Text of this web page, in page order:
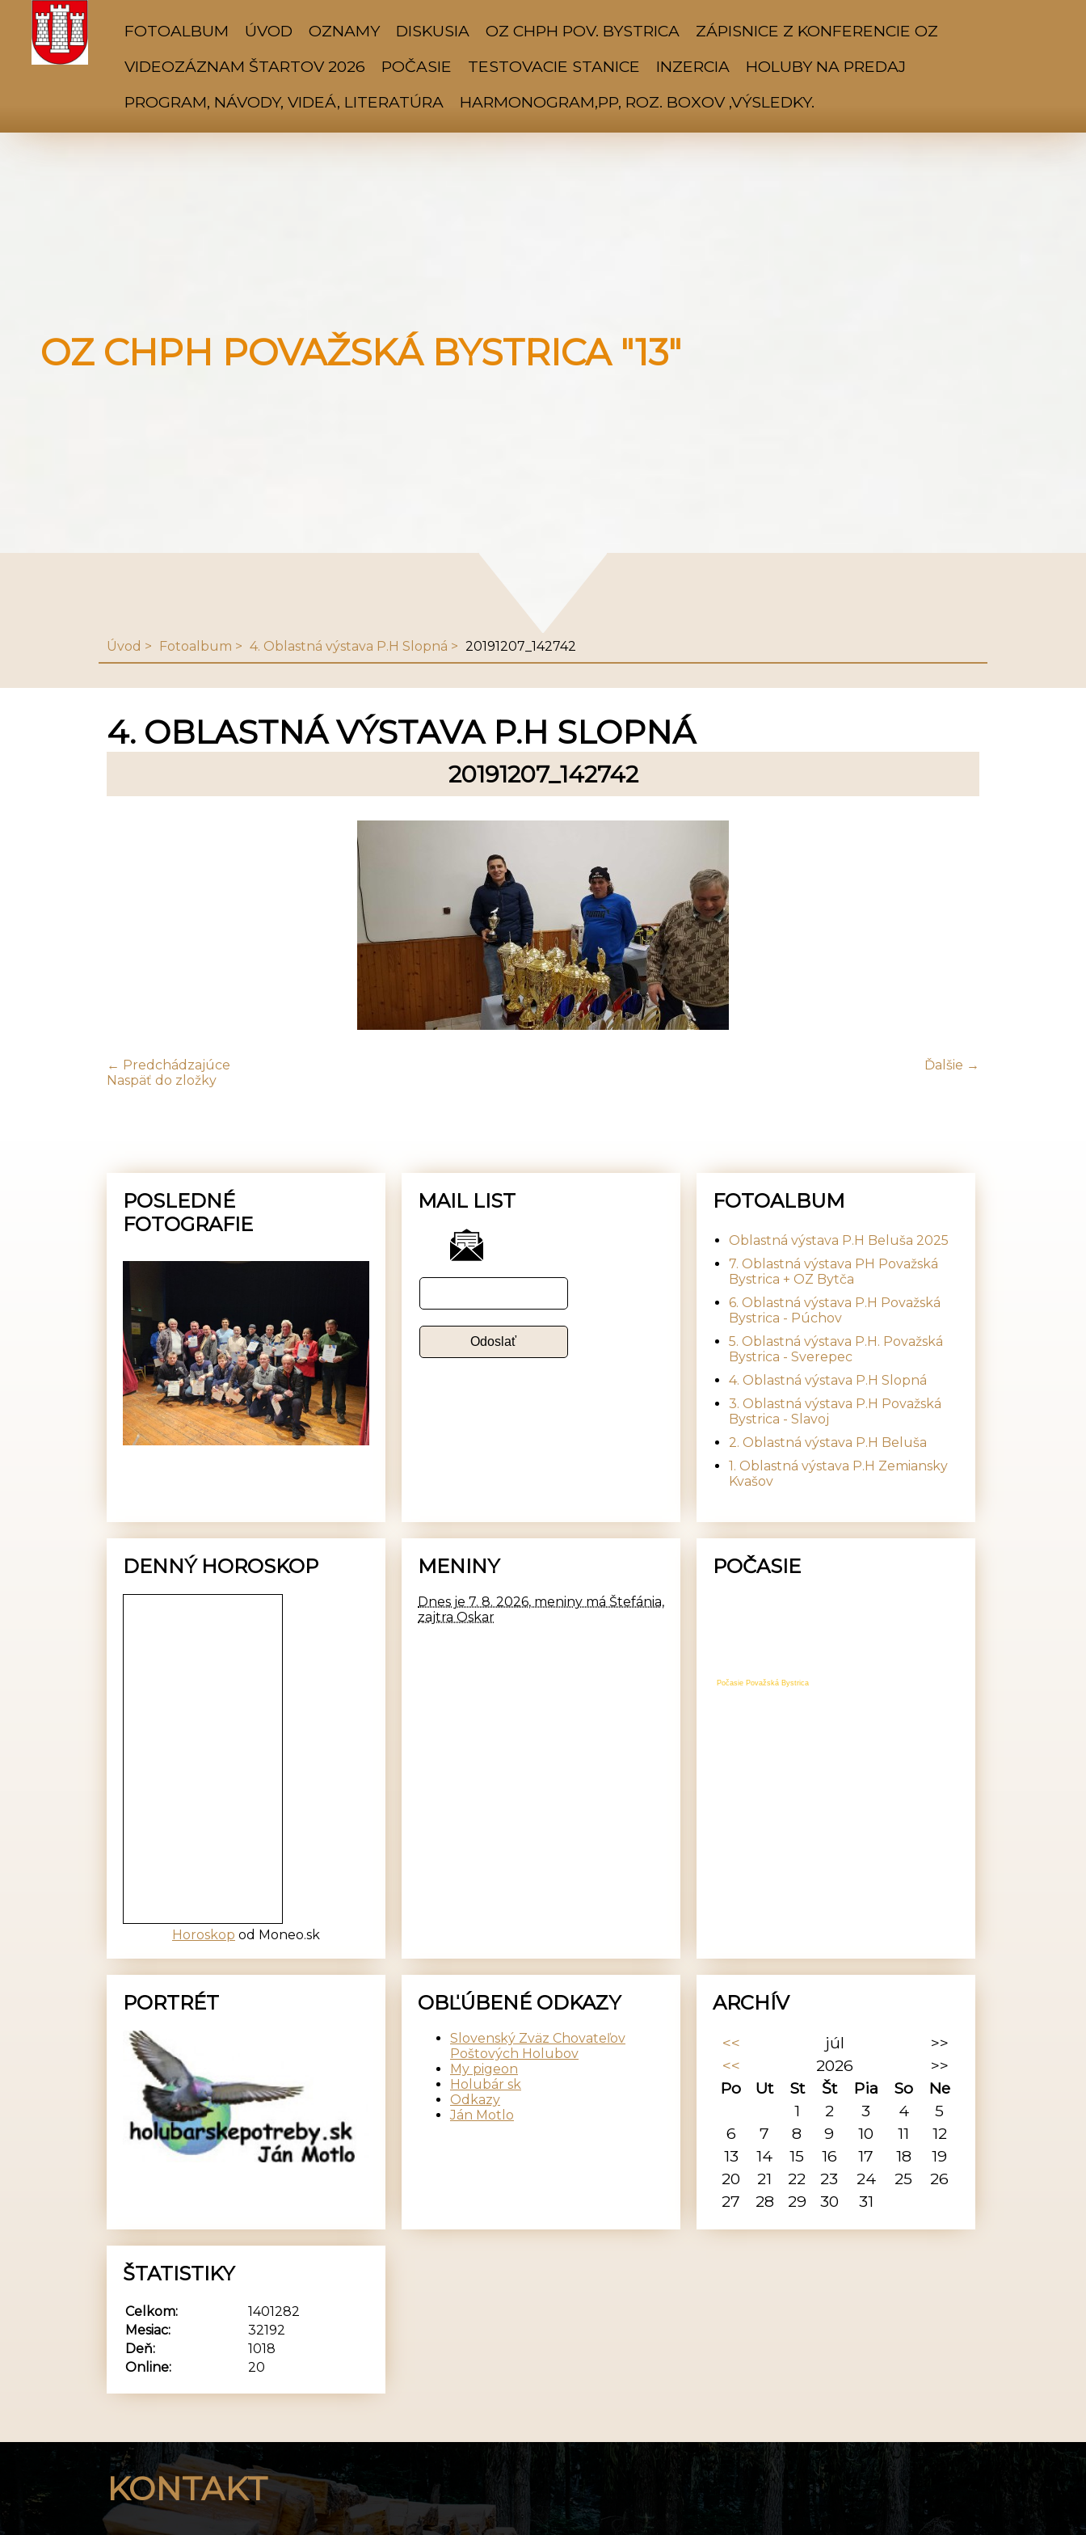
FOTOALBUM ÚVOD OZNAMY DISKUSIA OZ CHPH POV. BYSTRICA
ZÁPISNICE Z KONFERENCIE OZ
VIDEOZÁZNAM ŠTARTOV 2026
POČASIE TESTOVACIE STANICE INZERCIA
HOLUBY NA PREDAJ
PROGRAM, NÁVODY, VIDEÁ, LITERATÚRA
HARMONOGRAM,PP, ROZ. BOXOV ,VÝSLEDKY.
OZ CHPH POVAŽSKÁ BYSTRICA "13"
Úvod Fotoalbum 4. Oblastná výstava P.H Slopná 20191207_142742
4. OBLASTNÁ VÝSTAVA P.H SLOPNÁ
20191207_142742
← Predchádzajúce
Ďalšie →
Naspäť do zložky
POSLEDNÉ
FOTOGRAFIE
MAIL LIST FOTOALBUM
Oblastná výstava P.H Beluša 2025
7. Oblastná výstava PH Považská
Bystrica + OZ Bytča
6. Oblastná výstava P.H Považská
Bystrica - Púchov
5. Oblastná výstava P.H. Považská
Bystrica - Sverepec
4. Oblastná výstava P.H Slopná
3. Oblastná výstava P.H Považská
Bystrica - Slavoj
2. Oblastná výstava P.H Beluša
1. Oblastná výstava P.H Zemiansky
Kvašov
DENNÝ HOROSKOP
Horoskop od Moneo.sk
MENINY
Dnes je 7. 8. 2026, meniny má Štefánia,
zajtra Oskar
POČASIE
Počasie Považská Bystrica
PORTRÉT OBĽÚBENÉ ODKAZY
Slovenský Zväz Chovateľov
Poštových Holubov
My pigeon
Holubár sk
Odkazy
Ján Motlo
ARCHÍV
<< júl
>>
<<
2026
>>
Po
Ut St Št Pia So
Ne
1
2 3 4
5
6
7 8 9 10 11
12
13
14 15 16 17 18
19
20
21 22 23 24 25
26
27
28 29 30 31
ŠTATISTIKY
Online: 20
Celkom:
1401282
Mesiac:
32192
Deň:
1018
KONTAKT